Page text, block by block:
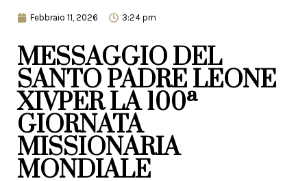
Febbraio 11, 2026 3:24 pm
MESSAGGIO DEL
SANTO PADRE LEONE
XIVPER LA 100ª
GIORNATA
MISSIONARIA
MONDIALE